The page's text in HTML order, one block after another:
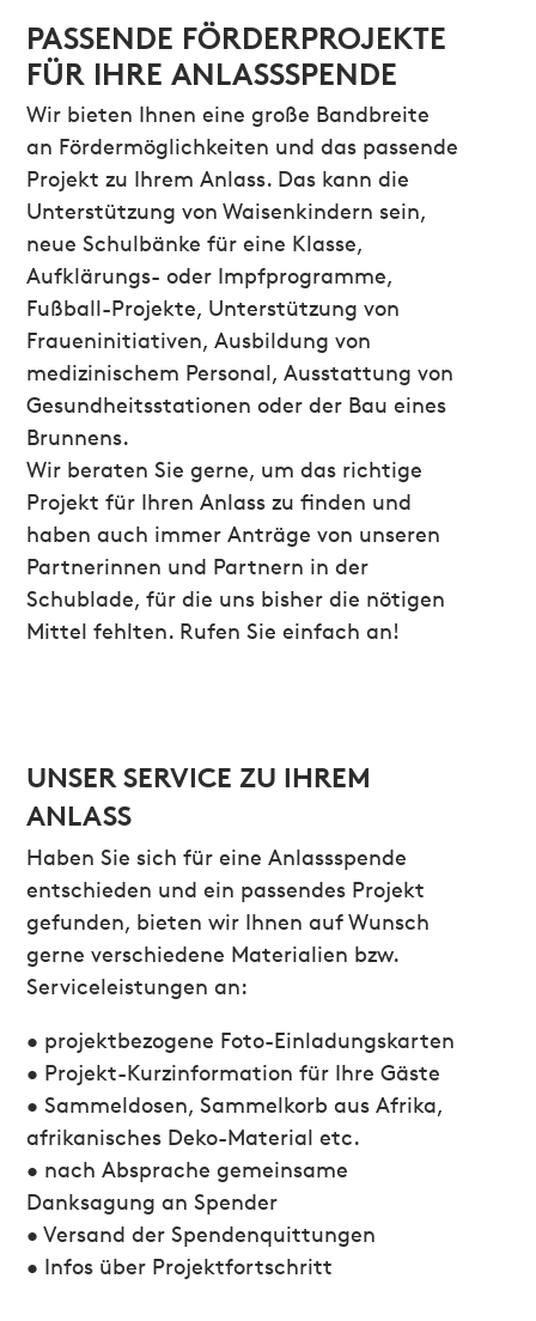
PASSENDE FÖRDERPROJEKTE
FÜR IHRE ANLASSSPENDE
Wir bieten Ihnen eine große Bandbreite
an Fördermöglichkeiten und das passende
Projekt zu Ihrem Anlass. Das kann die
Unterstützung von Waisenkindern sein,
neue Schulbänke für eine Klasse,
Aufklärungs- oder Impfprogramme,
Fußball-Projekte, Unterstützung von
Fraueninitiativen, Ausbildung von
medizinischem Personal, Ausstattung von
Gesundheitsstationen oder der Bau eines
Brunnens.
Wir beraten Sie gerne, um das richtige
Projekt für Ihren Anlass zu finden und
haben auch immer Anträge von unseren
Partnerinnen und Partnern in der
Schublade, für die uns bisher die nötigen
Mittel fehlten. Rufen Sie einfach an!
UNSER SERVICE ZU IHREM
ANLASS
Haben Sie sich für eine Anlassspende
entschieden und ein passendes Projekt
gefunden, bieten wir Ihnen auf Wunsch
gerne verschiedene Materialien bzw.
Serviceleistungen an:
• projektbezogene Foto-Einladungskarten
• Projekt-Kurzinformation für Ihre Gäste
• Sammeldosen, Sammelkorb aus Afrika,
afrikanisches Deko-Material etc.
• nach Absprache gemeinsame
Danksagung an Spender
• Versand der Spendenquittungen
• Infos über Projektfortschritt